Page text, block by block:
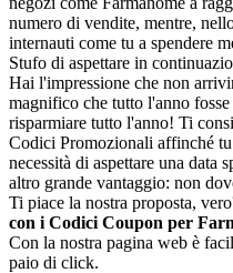
numero di vendite, mentre,
internauti come tu a spendere
Stufo di aspettare in
Hai l'impressione che non
magnifico che tutto l'anno
risparmiare tutto l'anno! Ti
Codici Promozionali affinché tu
necessità di aspettare una data
altro grande vantaggio: non
Ti piace la nostra proposta,
con i Codici Coupon per
Con la nostra pagina web è
paio di click.